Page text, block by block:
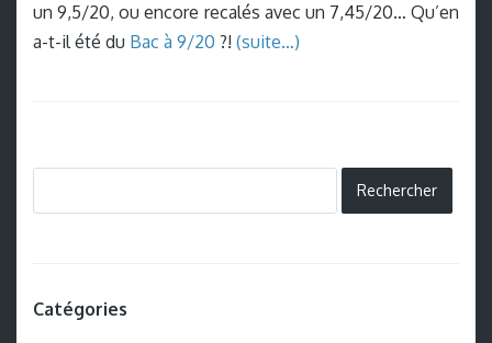
un 9,5/20, ou encore recalés avec un 7,45/20… Qu’en
a-t-il été du Bac à 9/20 ?! (suite…)
Catégories